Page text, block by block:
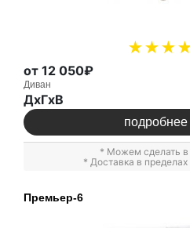
от 12 050₽
Диван
ДxГxВ
подробнее
* Можем сделать
* Доставка в
Премьер-6